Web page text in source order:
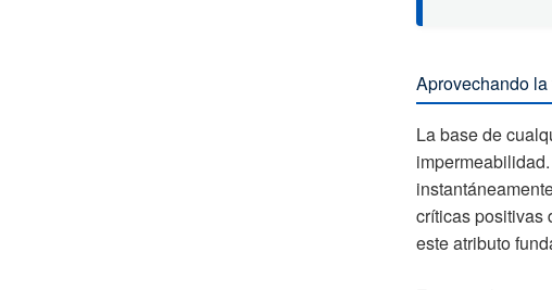
Aprovechando
La base de
críticas positivas
este atributo